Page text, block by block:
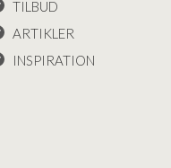
TILBUD
ARTIKLER
INSPIRATION